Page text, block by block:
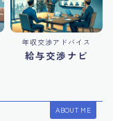
年収交渉アドバイス
給与交渉ナビ
ABOUT ME